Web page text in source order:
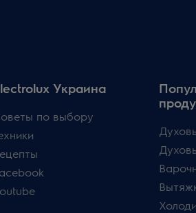
Украина
по выбору